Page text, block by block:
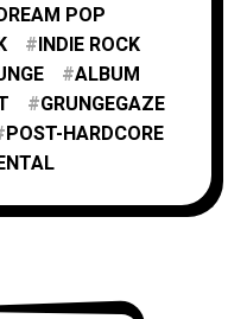
POP
INDIE ROCK
ALBUM
GRUNGEGAZE
POST-HARDCORE